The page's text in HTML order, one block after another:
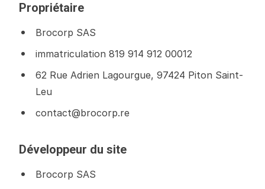
Propriétaire
Brocorp SAS
immatriculation 819 914 912 00012
62 Rue Adrien Lagourgue, 97424 Piton Saint-
Leu
contact@brocorp.re
Développeur du site
Brocorp SAS